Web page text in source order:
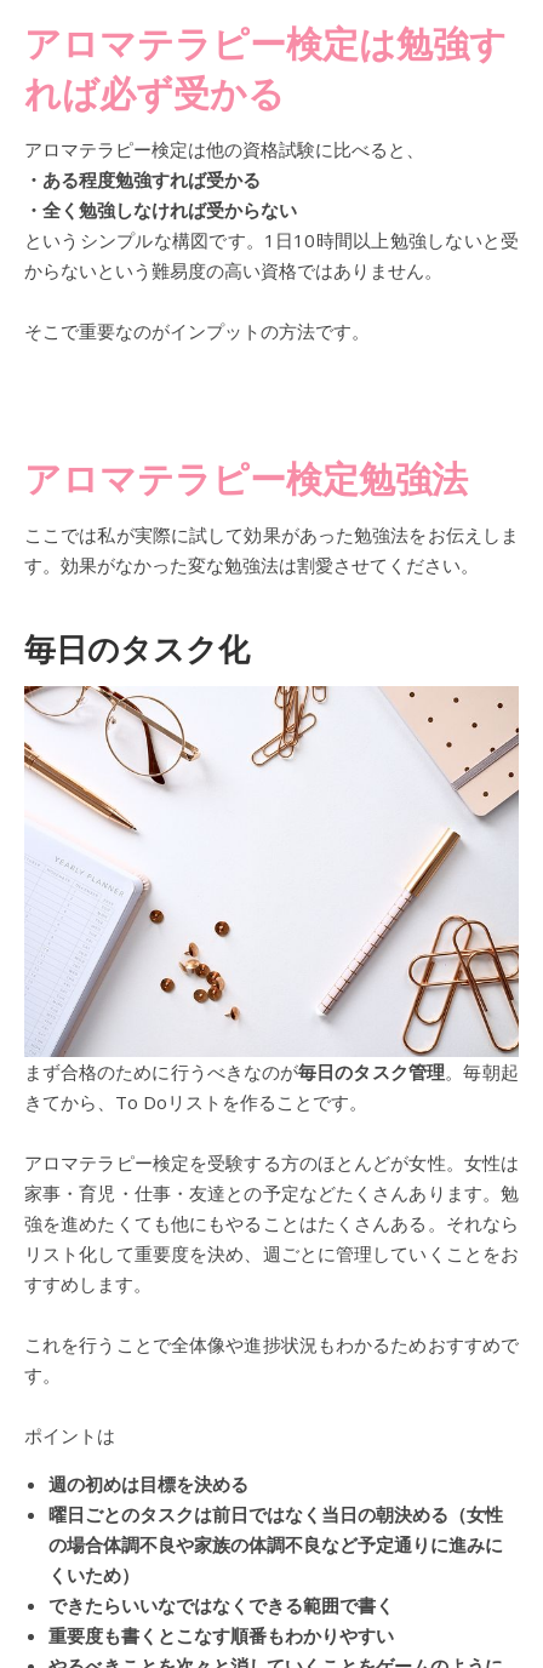
アロマテラピー検定は勉強す
れば必ず受かる
アロマテラピー検定は他の資格試験に比べると、
・ある程度勉強すれば受かる
・全く勉強しなければ受からない
というシンプルな構図です。1日10時間以上勉強しないと受
からないという難易度の高い資格ではありません。
そこで重要なのがインプットの方法です。
アロマテラピー検定勉強法
ここでは私が実際に試して効果があった勉強法をお伝えしま
す。効果がなかった変な勉強法は割愛させてください。
毎日のタスク化
まず合格のために行うべきなのが毎日のタスク管理。毎朝起
きてから、To Doリストを作ることです。
アロマテラピー検定を受験する方のほとんどが女性。女性は
家事・育児・仕事・友達との予定などたくさんあります。勉
強を進めたくても他にもやることはたくさんある。それなら
リスト化して重要度を決め、週ごとに管理していくことをお
すすめします。
これを行うことで全体像や進捗状況もわかるためおすすめで
す。
ポイントは
週の初めは目標を決める
曜日ごとのタスクは前日ではなく当日の朝決める（女性
の場合体調不良や家族の体調不良など予定通りに進みに
くいため）
できたらいいなではなくできる範囲で書く
重要度も書くとこなす順番もわかりやすい